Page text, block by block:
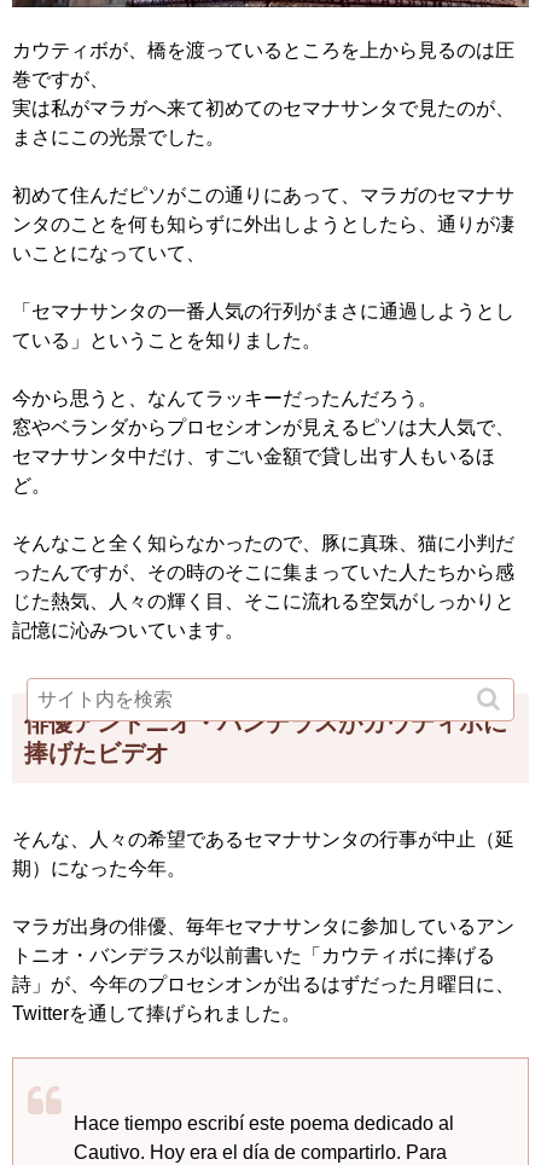
カウティボが、橋を渡っているところを上から見るのは圧
巻ですが、
実は私がマラガへ来て初めてのセマナサンタで見たのが、
まさにこの光景でした。
初めて住んだピソがこの通りにあって、マラガのセマナサ
ンタのことを何も知らずに外出しようとしたら、通りが凄
いことになっていて、
「セマナサンタの一番人気の行列がまさに通過しようとし
ている」ということを知りました。
今から思うと、なんてラッキーだったんだろう。
窓やベランダからプロセシオンが見えるピソは大人気で、
セマナサンタ中だけ、すごい金額で貸し出す人もいるほ
ど。
そんなこと全く知らなかったので、豚に真珠、猫に小判だ
ったんですが、その時のそこに集まっていた人たちから感
じた熱気、人々の輝く目、そこに流れる空気がしっかりと
記憶に沁みついています。
俳優アントニオ・バンデラスがカウティボに
捧げたビデオ
そんな、人々の希望であるセマナサンタの行事が中止（延
期）になった今年。
マラガ出身の俳優、毎年セマナサンタに参加しているアン
トニオ・バンデラスが以前書いた「カウティボに捧げる
詩」が、今年のプロセシオンが出るはずだった月曜日に、
Twitterを通して捧げられました。
Hace tiempo escribí este poema dedicado al
Cautivo. Hoy era el día de compartirlo. Para